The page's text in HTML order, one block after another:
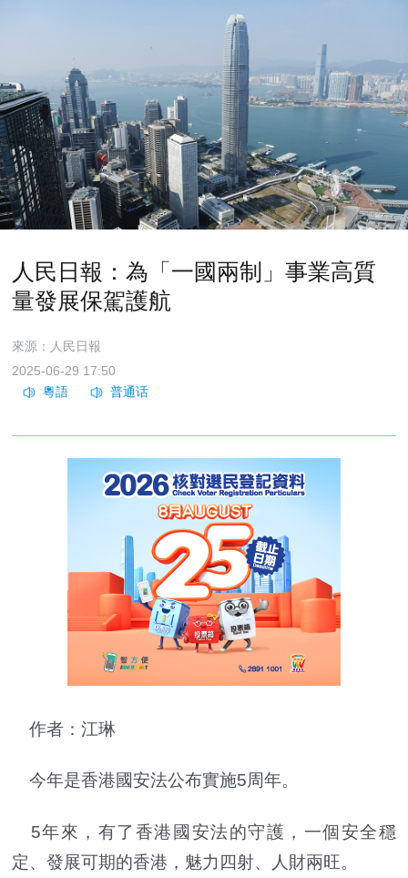
人民日報：為「一國兩制」事業高質
量發展保駕護航
來源：人民日報
2025-06-29 17:50
作者：江琳
今年是香港國安法公布實施5周年。
5年來，有了香港國安法的守護，一個安全穩
定、發展可期的香港，魅力四射、人財兩旺。